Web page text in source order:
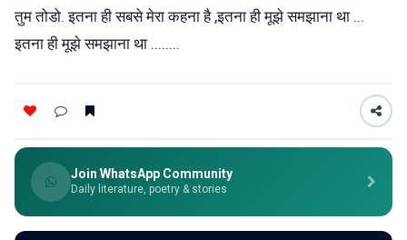
तुम तोडो. इतना ही सबसे मेरा कहना है ,इतना ही मूझे समझाना था ...
इतना ही मूझे समझाना था ........
Join WhatsApp Community
Daily literature, poetry & stories